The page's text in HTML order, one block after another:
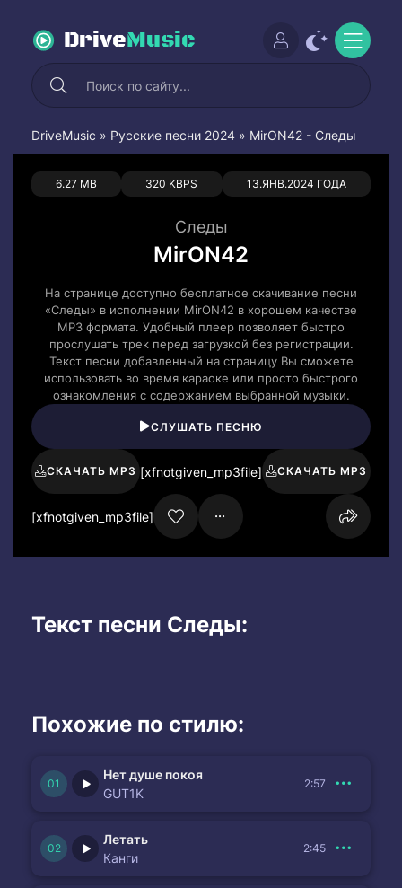
DriveMusic
DriveMusic » Русские песни 2024 » MirON42 - Следы
6.27 MB 320 KBPS 13.ЯНВ.2024 ГОДА
0 0
Следы
MirON42
На странице доступно бесплатное скачивание песни
«Следы» в исполнении MirON42 в хорошем качестве
MP3 формата. Удобный плеер позволяет быстро
прослушать трек перед загрузкой без регистрации.
Текст песни добавленный на страницу Вы сможете
использовать во время караоке или просто быстрого
ознакомления с содержанием выбранной музыки.
СЛУШАТЬ ПЕСНЮ
СКАЧАТЬ MP3 [xfnotgiven_mp3file] СКАЧАТЬ MP3
[xfnotgiven_mp3file]
Текст песни Следы:
Похожие по стилю:
Нет душе покоя
GUT1K
2:57
Летать
Канги
2:45